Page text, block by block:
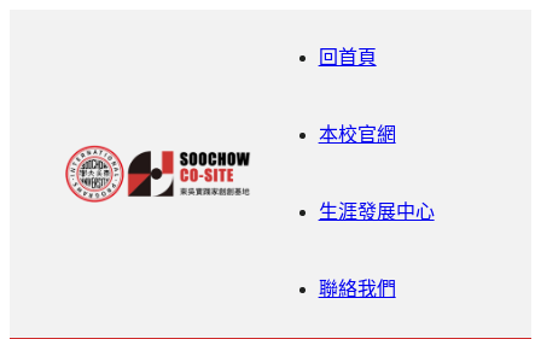
回首頁
本校官網
生涯發展中心
聯絡我們